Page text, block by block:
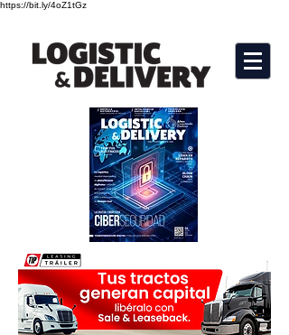
https://bit.ly/4oZ1tGz